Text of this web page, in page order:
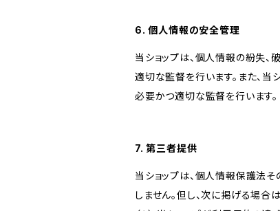
6. 個人情報の安全管理
当ショップは、個人情報の紛失、
適切な監督を行います。また、
必要かつ適切な監督を行います。
7. 第三者提供
当ショップは、個人情報保護法
しません。但し、次に掲げる場